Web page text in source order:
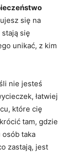
się na
się
unikać, z kim
nie jesteś
łatwiej
które cię
tam, gdzie
taka
zastają, jest